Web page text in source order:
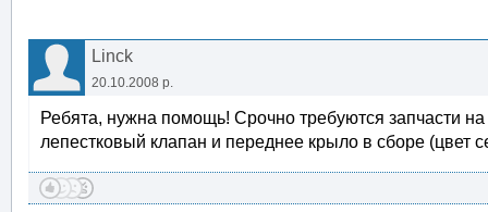
Linck
20.10.2008 р.
Ребята, нужна помощь! Срочно требуются запчасти
лепестковый клапан и переднее крыло в сборе (цвет